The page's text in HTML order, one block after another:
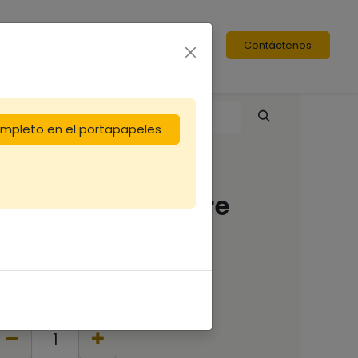
Contáctenos
" Philtre
€
en el portapapeles